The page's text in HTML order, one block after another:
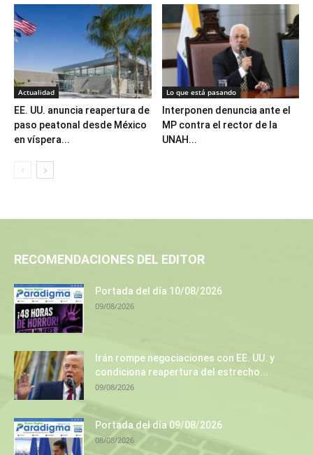
Actualidad
EE. UU. anuncia reapertura de
paso peatonal desde México
en víspera...
Lo que está pasando
Interponen denuncia ante el
MP contra el rector de la
UNAH...
RECOMENDACIONES DEL EDITOR
Portada del día 10/08/2026
09/08/2026
Irán rompe negociaciones con EE. UU. y
condiciona reapertura del estrecho...
09/08/2026
Portada del día 09/08/2026
08/08/2026